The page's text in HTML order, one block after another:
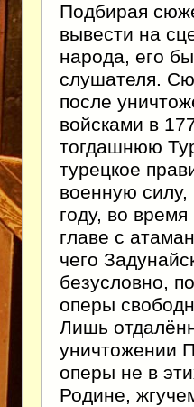
Подбирая
вывести на
народа, его
слушателя.
после
войсками в
тогдашнюю
турецкое
военную
году, во
главе с
чего
безусловно,
оперы
Лишь
уничтожении
оперы не в
Родине,